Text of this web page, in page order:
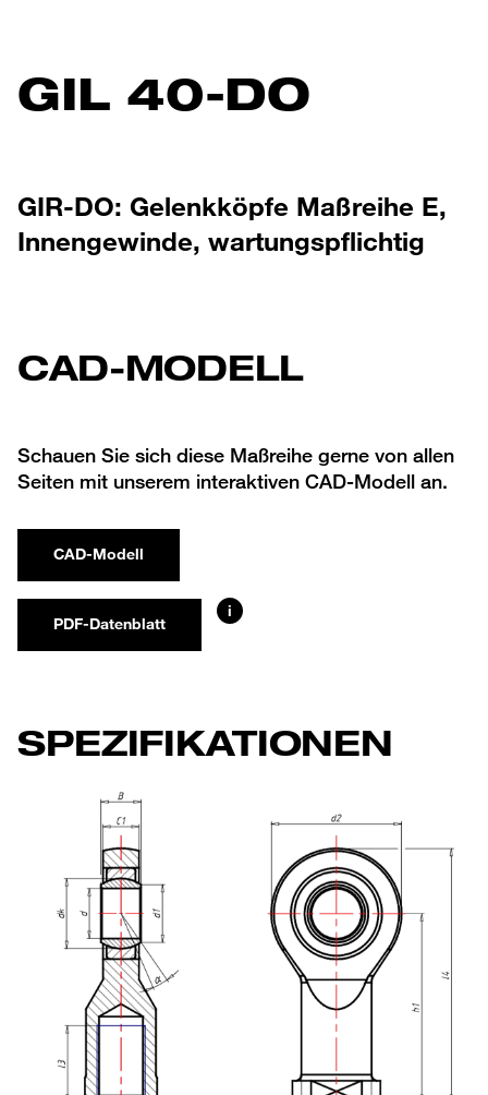
GIL 40-DO
GIR-DO: Gelenkköpfe Maßreihe E,
Innengewinde, wartungspflichtig
CAD-MODELL
Schauen Sie sich diese Maßreihe gerne von allen
Seiten mit unserem interaktiven CAD-Modell an.
CAD-Modell
PDF-Datenblatt
i
SPEZIFIKATIONEN